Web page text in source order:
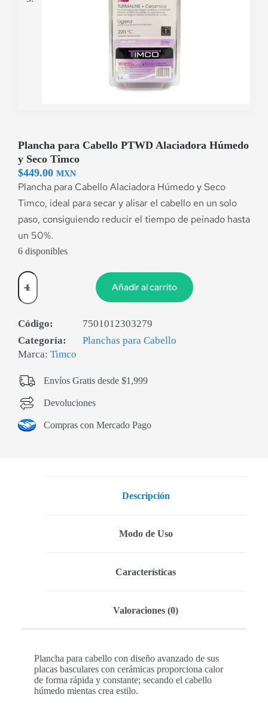
Plancha para Cabello PTWD Alaciadora Húmedo
y Seco Timco
$449.00 MXN
Plancha para Cabello Alaciadora Húmedo y Seco
Timco, ideal para secar y alisar el cabello en un solo
paso, consiguiendo reducir el tiempo de peinado hasta
un 50%.
6 disponibles
Añadir al carrito
Código:
7501012303279
Categoría:
Planchas para Cabello
Marca: Timco
Envíos Gratis desde $1,999
Devoluciones
Compras con Mercado Pago
Descripción
Modo de Uso
Características
Valoraciones (0)
Plancha para cabello con diseño avanzado de sus
placas basculares con cerámicas proporciona calor
de forma rápida y constante; secando el cabello
húmedo mientas crea estilo.